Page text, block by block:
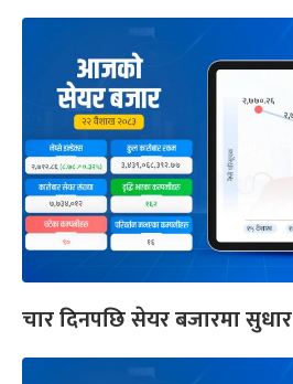
चार दिनपछि सेयर बजारमा सुधार